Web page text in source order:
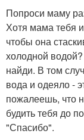
Попроси маму
Хотя мама тебя
чтобы она
холодной
найди. В том
вода и одеяло -
пожалеешь, что
будить тебя до
"Спасибо".